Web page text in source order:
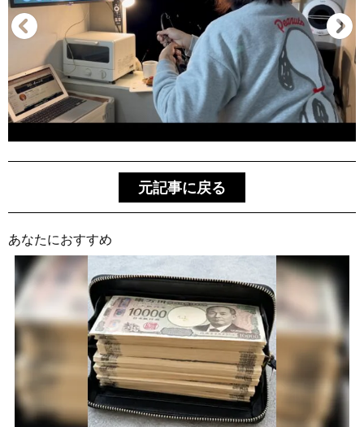
元記事に戻る
あなたにおすすめ